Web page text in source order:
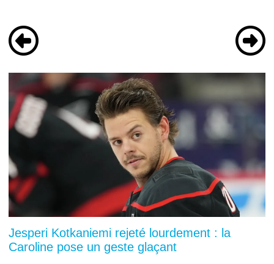
Jesperi Kotkaniemi rejeté lourdement : la
Caroline pose un geste glaçant